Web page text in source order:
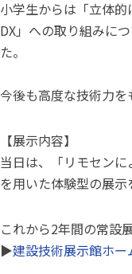
小学生からは「立体
DX」への取り組みに
た。
今後も高度な技術力を
【展示内容】
当日は、「リモセン
を用いた体験型の展示
これから2年間の常設
▶️建設技術展示館ホー